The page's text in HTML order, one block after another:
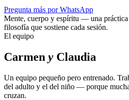
Pregunta más por WhatsApp
Mente, cuerpo y espíritu — una práctica
filosofía que sostiene cada sesión.
El equipo
Carmen y Claudia
Un equipo pequeño pero entrenado.
del adulto y el del niño — porque
cruzan.